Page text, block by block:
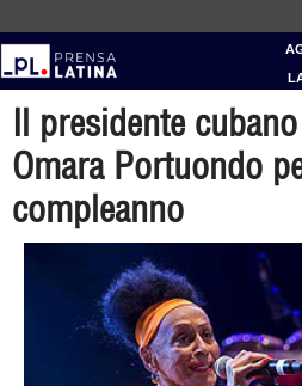
Il presidente
Omara Portuondo
compleanno